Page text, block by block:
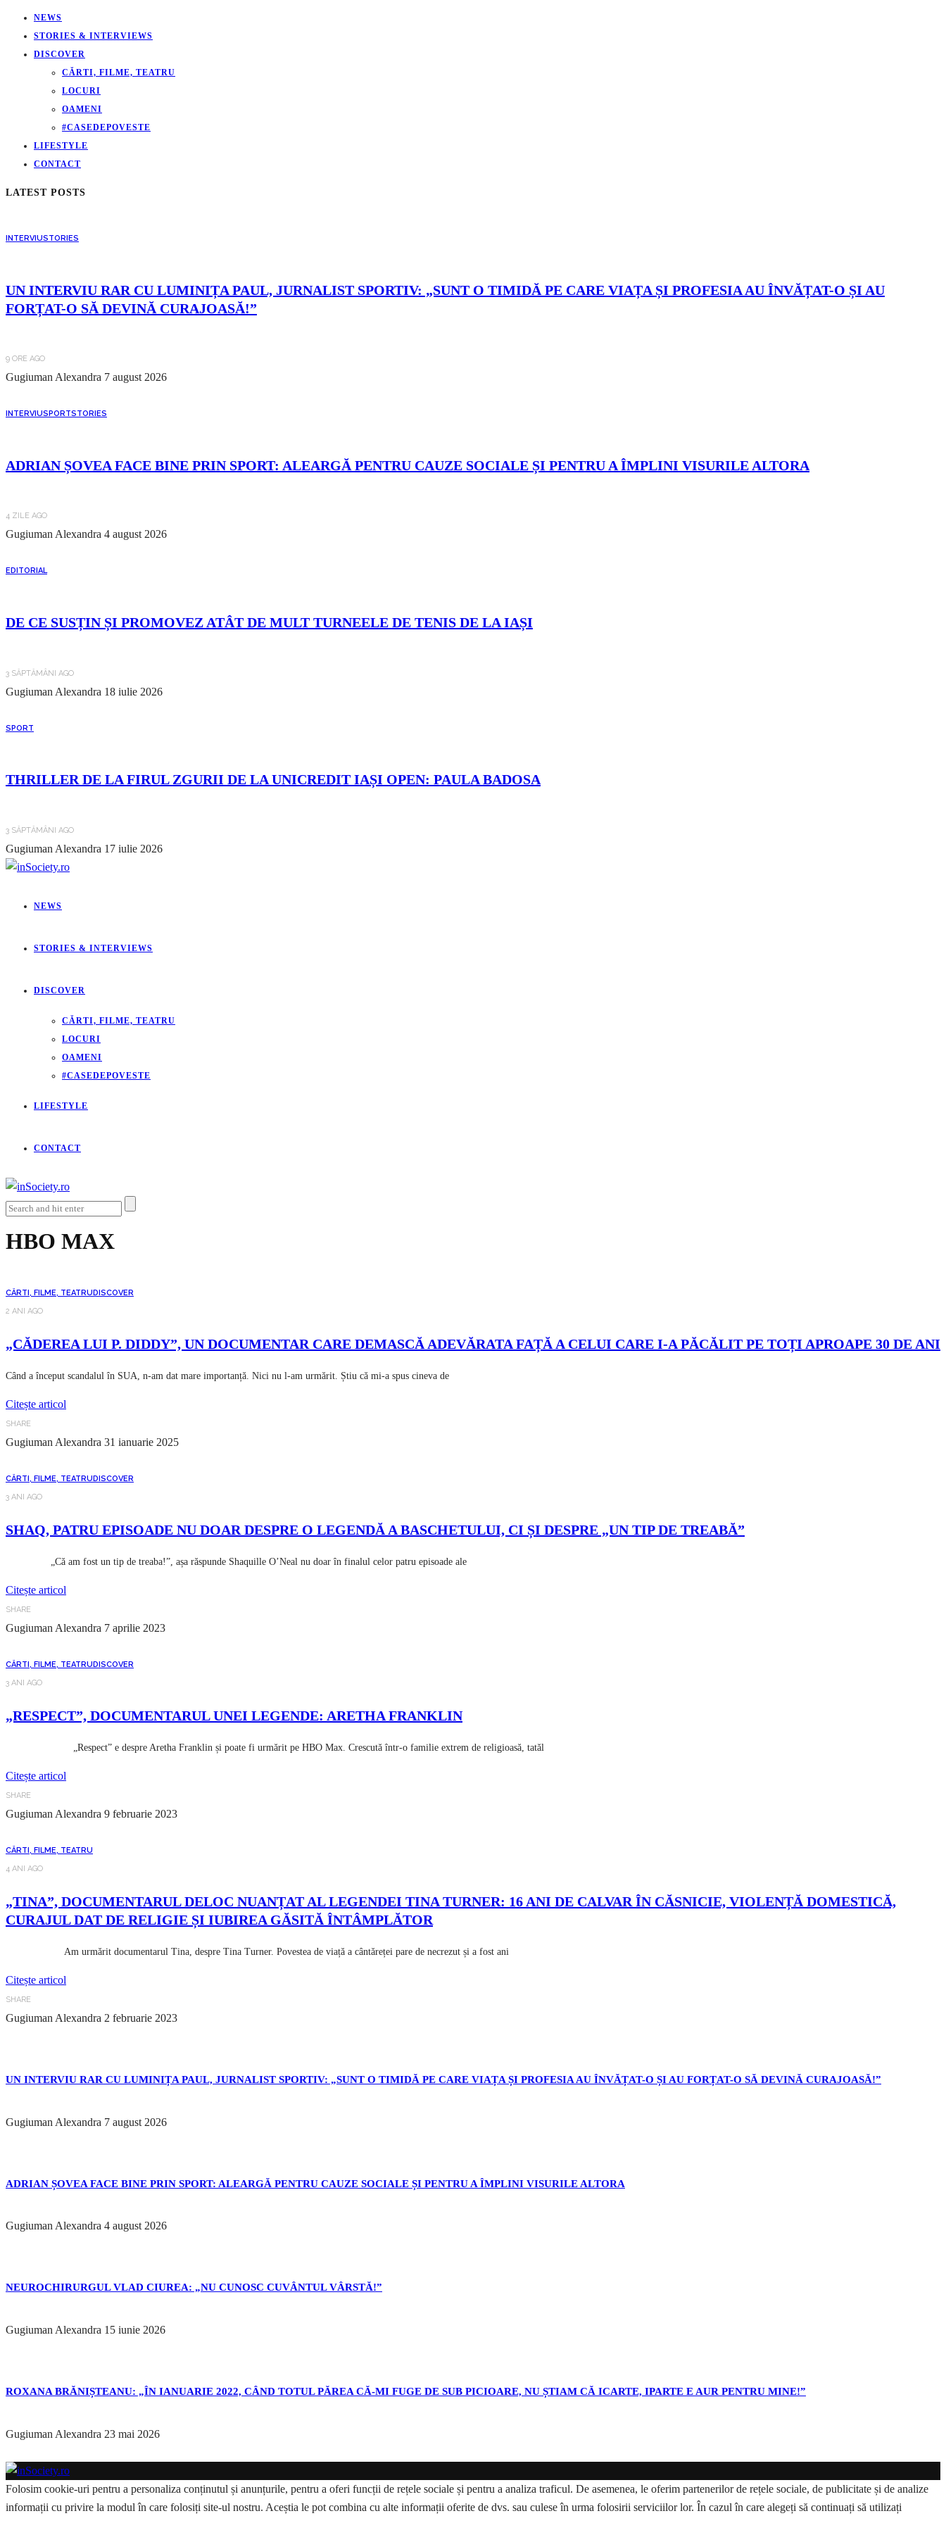
NEWS
STORIES & INTERVIEWS
DISCOVER
CĂRTI, FILME, TEATRU
LOCURI
OAMENI
#CASEDEPOVESTE
LIFESTYLE
CONTACT
LATEST POSTS
INTERVIUSTORIES
UN INTERVIU RAR CU LUMINIȚA PAUL, JURNALIST SPORTIV: „SUNT O TIMIDĂ PE CARE VIAȚA ȘI PROFESIA AU ÎNVĂȚAT-O ȘI AU
FORȚAT-O SĂ DEVINĂ CURAJOASĂ!”
9 ORE AGO
Gugiuman Alexandra 7 august 2026
INTERVIUSPORTSTORIES
ADRIAN ȘOVEA FACE BINE PRIN SPORT: ALEARGĂ PENTRU CAUZE SOCIALE ȘI PENTRU A ÎMPLINI VISURILE ALTORA
4 ZILE AGO
Gugiuman Alexandra 4 august 2026
EDITORIAL
DE CE SUSȚIN ȘI PROMOVEZ ATÂT DE MULT TURNEELE DE TENIS DE LA IAȘI
3 SĂPTĂMÂNI AGO
Gugiuman Alexandra 18 iulie 2026
SPORT
THRILLER DE LA FIRUL ZGURII DE LA UNICREDIT IAȘI OPEN: PAULA BADOSA
3 SĂPTĂMÂNI AGO
Gugiuman Alexandra 17 iulie 2026
NEWS
STORIES & INTERVIEWS
DISCOVER
CĂRTI, FILME, TEATRU
LOCURI
OAMENI
#CASEDEPOVESTE
LIFESTYLE
CONTACT
HBO MAX
CĂRTI, FILME, TEATRUDISCOVER
2 ANI AGO
„CĂDEREA LUI P. DIDDY”, UN DOCUMENTAR CARE DEMASCĂ ADEVĂRATA FAȚĂ A CELUI CARE I-A PĂCĂLIT PE TOȚI APROAPE 30 DE ANI
Când a început scandalul în SUA, n-am dat mare importanță. Nici nu l-am urmărit. Știu că mi-a spus cineva de
Citește articol
SHARE
Gugiuman Alexandra 31 ianuarie 2025
CĂRTI, FILME, TEATRUDISCOVER
3 ANI AGO
SHAQ, PATRU EPISOADE NU DOAR DESPRE O LEGENDĂ A BASCHETULUI, CI ȘI DESPRE „UN TIP DE TREABĂ”
„Că am fost un tip de treaba!”, așa răspunde Shaquille O’Neal nu doar în finalul celor patru episoade ale
Citește articol
SHARE
Gugiuman Alexandra 7 aprilie 2023
CĂRTI, FILME, TEATRUDISCOVER
3 ANI AGO
„RESPECT”, DOCUMENTARUL UNEI LEGENDE: ARETHA FRANKLIN
„Respect” e despre Aretha Franklin și poate fi urmărit pe HBO Max. Crescută într-o familie extrem de religioasă, tatăl
Citește articol
SHARE
Gugiuman Alexandra 9 februarie 2023
CĂRTI, FILME, TEATRU
4 ANI AGO
„TINA”, DOCUMENTARUL DELOC NUANȚAT AL LEGENDEI TINA TURNER: 16 ANI DE CALVAR ÎN CĂSNICIE, VIOLENȚĂ DOMESTICĂ,
CURAJUL DAT DE RELIGIE ȘI IUBIREA GĂSITĂ ÎNTÂMPLĂTOR
Am urmărit documentarul Tina, despre Tina Turner. Povestea de viață a cântăreței pare de necrezut și a fost ani
Citește articol
SHARE
Gugiuman Alexandra 2 februarie 2023
UN INTERVIU RAR CU LUMINIȚA PAUL, JURNALIST SPORTIV: „SUNT O TIMIDĂ PE CARE VIAȚA ȘI PROFESIA AU ÎNVĂȚAT-O ȘI AU FORȚAT-O SĂ DEVINĂ CURAJOASĂ!”
Gugiuman Alexandra 7 august 2026
ADRIAN ȘOVEA FACE BINE PRIN SPORT: ALEARGĂ PENTRU CAUZE SOCIALE ȘI PENTRU A ÎMPLINI VISURILE ALTORA
Gugiuman Alexandra 4 august 2026
NEUROCHIRURGUL VLAD CIUREA: „NU CUNOSC CUVÂNTUL VÂRSTĂ!”
Gugiuman Alexandra 15 iunie 2026
ROXANA BRĂNIȘTEANU: „ÎN IANUARIE 2022, CÂND TOTUL PĂREA CĂ-MI FUGE DE SUB PICIOARE, NU ȘTIAM CĂ ICARTE, IPARTE E AUR PENTRU MINE!”
Gugiuman Alexandra 23 mai 2026
Folosim cookie-uri pentru a personaliza conținutul și anunțurile, pentru a oferi funcții de rețele sociale și pentru a analiza traficul. De asemenea, le oferim partenerilor de rețele sociale, de publicitate și de analize
informații cu privire la modul în care folosiți site-ul nostru. Aceștia le pot combina cu alte informații oferite de dvs. sau culese în urma folosirii serviciilor lor. În cazul în care alegeți să continuați să utilizați